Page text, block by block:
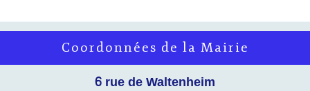
Coordonnées de la Mairie
6 rue de Waltenheim